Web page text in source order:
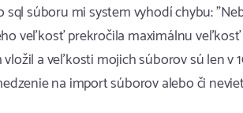
súboru mi system vyhodí chybu:
veľkosť prekročila maximálnu
vložil a veľkosti mojich súborov sú len v
na import súborov alebo či